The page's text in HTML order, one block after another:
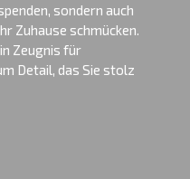
sondern auch
Zuhause schmücken.
Zeugnis für
Detail, das Sie stolz